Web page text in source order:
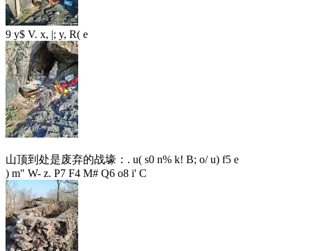
9 y$ V. x, |; y, R( e
山顶到处是废弃的战壕： . u( s0 n% k! B; o/ u) f5 e
) m" W- z. P7 F4 M# Q6 o8 i' C